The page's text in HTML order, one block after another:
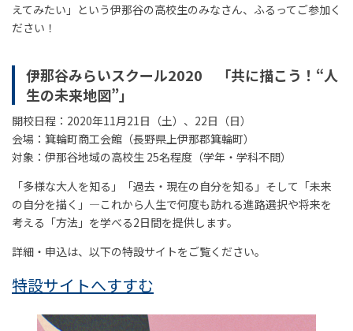
えてみたい」という伊那谷の高校生のみなさん、ふるってご参加く
ださい！
伊那谷みらいスクール2020 「共に描こう！“人
生の未来地図”」
開校日程：2020年11月21日（土）、22日（日）
会場：箕輪町商工会館（長野県上伊那郡箕輪町）
対象：伊那谷地域の高校生 25名程度（学年・学科不問）
「多様な大人を知る」「過去・現在の自分を知る」そして「未来
の自分を描く」―これから人生で何度も訪れる進路選択や将来を
考える「方法」を学べる2日間を提供します。
詳細・申込は、以下の特設サイトをご覧ください。
特設サイトへすすむ